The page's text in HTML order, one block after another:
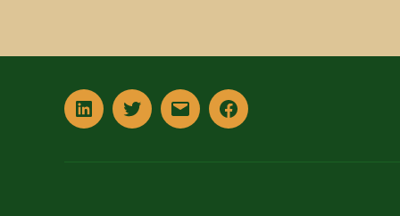
In TwitterEmail Facebook